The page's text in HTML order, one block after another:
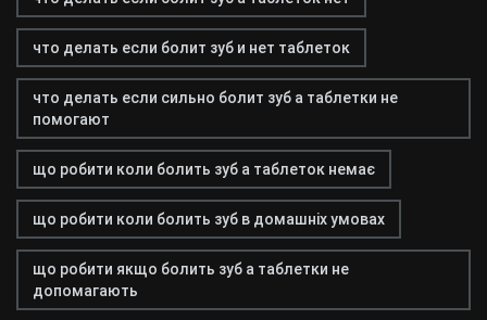
что делать если болит зуб и нет таблеток
что делать если сильно болит зуб а таблетки не
помогают
що робити коли болить зуб а таблеток немає
що робити коли болить зуб в домашніх умовах
що робити якщо болить зуб а таблетки не
допомагають